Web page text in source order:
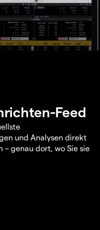
Feed
und Analysen direkt
genau dort, wo Sie sie